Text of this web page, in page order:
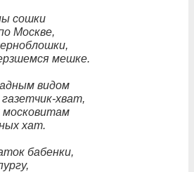
сошки
Москве,
мешке.
видом
хват,
московитам
хат.
бабенки,